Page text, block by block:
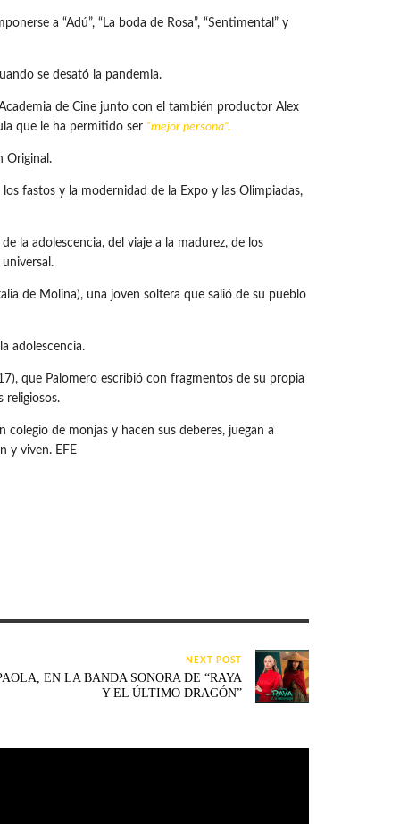
a “Adú”, “La boda de Rosa”, “Sentimental” y
se desató la pandemia.
de Cine junto con el también productor Alex
que le ha permitido ser “mejor persona”.
Original.
fastos y la modernidad de la Expo y las Olimpiadas,
la adolescencia, del viaje a la madurez, de los
de Molina), una joven soltera que salió de su pueblo
adolescencia.
que Palomero escribió con fragmentos de su propia
religiosos.
de monjas y hacen sus deberes, juegan a
y viven. EFE
NEXT POST
EN LA BANDA SONORA DE “RAYA
Y EL ÚLTIMO DRAGÓN”